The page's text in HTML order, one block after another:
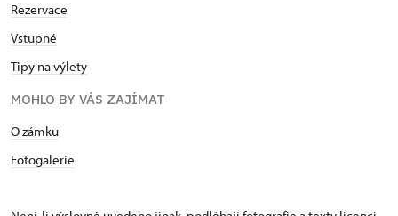
Rezervace
Vstupné
Tipy na výlety
MOHLO BY VÁS ZAJÍMAT
O zámku
Fotogalerie